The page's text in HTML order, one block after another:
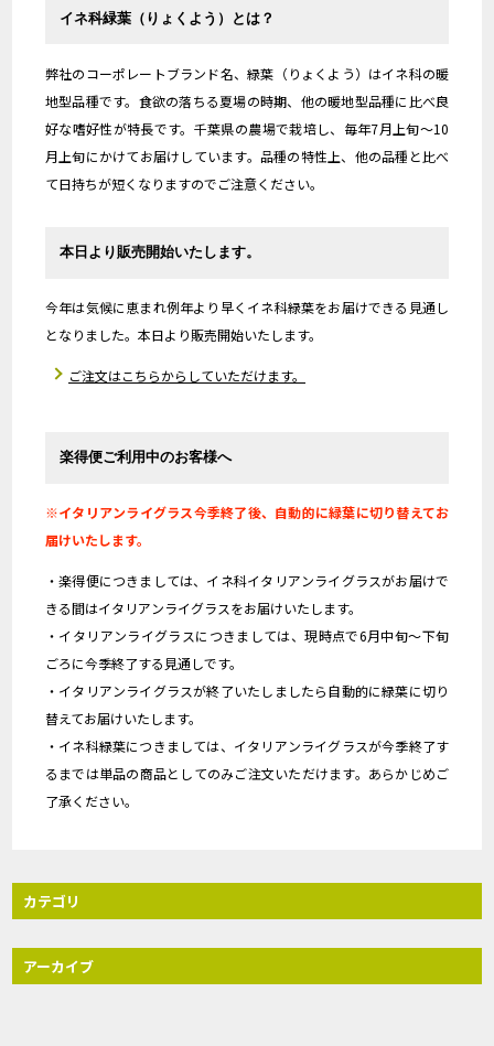
イネ科緑葉（りょくよう）とは？
弊社のコーポレートブランド名、緑葉（りょくよう）はイネ科の暖
地型品種です。食欲の落ちる夏場の時期、他の暖地型品種に比べ良
好な嗜好性が特長です。千葉県の農場で栽培し、毎年7月上旬～10
月上旬にかけてお届けしています。品種の特性上、他の品種と比べ
て日持ちが短くなりますのでご注意ください。
本日より販売開始いたします。
今年は気候に恵まれ例年より早くイネ科緑葉をお届けできる見通し
となりました。本日より販売開始いたします。
ご注文はこちらからしていただけます。
楽得便ご利用中のお客様へ
※イタリアンライグラス今季終了後、自動的に緑葉に切り替えてお
届けいたします。
・楽得便につきましては、イネ科イタリアンライグラスがお届けで
きる間はイタリアンライグラスをお届けいたします。
・イタリアンライグラスにつきましては、現時点で6月中旬～下旬
ごろに今季終了する見通しです。
・イタリアンライグラスが終了いたしましたら自動的に緑葉に切り
替えてお届けいたします。
・イネ科緑葉につきましては、イタリアンライグラスが今季終了す
るまでは単品の商品としてのみご注文いただけます。あらかじめご
了承ください。
カテゴリ
アーカイブ